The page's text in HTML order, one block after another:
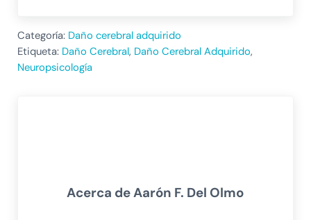
Categoría: Daño cerebral adquirido
Etiqueta: Daño Cerebral, Daño Cerebral Adquirido,
Neuropsicología
Acerca deAarón F. Del Olmo